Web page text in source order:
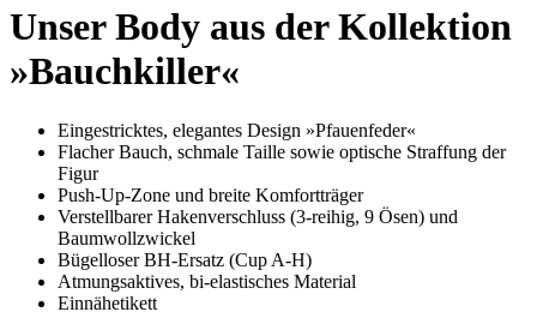
Unser Body aus der Kollektion
»Bauchkiller«
Eingestricktes, elegantes Design »Pfauenfeder«
Flacher Bauch, schmale Taille sowie optische Straffung der
Figur
Push-Up-Zone und breite Komfortträger
Verstellbarer Hakenverschluss (3-reihig, 9 Ösen) und
Baumwollzwickel
Bügelloser BH-Ersatz (Cup A-H)
Atmungsaktives, bi-elastisches Material
Einnähetikett